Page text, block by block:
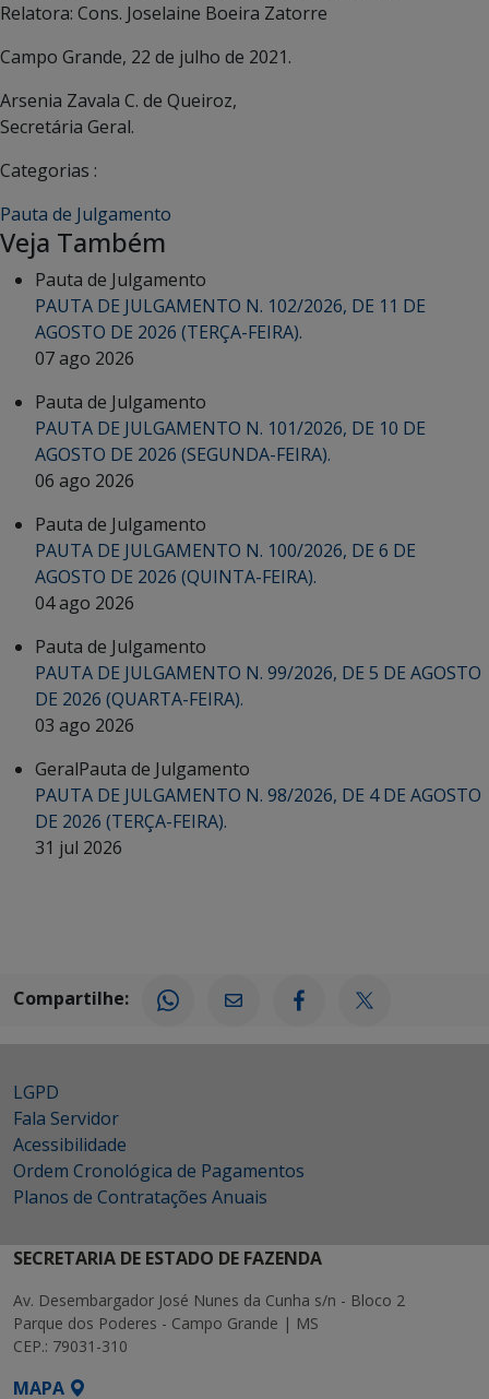
Relatora: Cons. Joselaine Boeira Zatorre
Campo Grande, 22 de julho de 2021.
Arsenia Zavala C. de Queiroz,
Secretária Geral.
Categorias :
Pauta de Julgamento
Veja Também
Pauta de Julgamento
PAUTA DE JULGAMENTO N. 102/2026, DE 11 DE
AGOSTO DE 2026 (TERÇA-FEIRA).
07 ago 2026
Pauta de Julgamento
PAUTA DE JULGAMENTO N. 101/2026, DE 10 DE
AGOSTO DE 2026 (SEGUNDA-FEIRA).
06 ago 2026
Pauta de Julgamento
PAUTA DE JULGAMENTO N. 100/2026, DE 6 DE
AGOSTO DE 2026 (QUINTA-FEIRA).
04 ago 2026
Pauta de Julgamento
PAUTA DE JULGAMENTO N. 99/2026, DE 5 DE AGOSTO
DE 2026 (QUARTA-FEIRA).
03 ago 2026
GeralPauta de Julgamento
PAUTA DE JULGAMENTO N. 98/2026, DE 4 DE AGOSTO
DE 2026 (TERÇA-FEIRA).
31 jul 2026
Compartilhe:
LGPD
Fala Servidor
Acessibilidade
Ordem Cronológica de Pagamentos
Planos de Contratações Anuais
SECRETARIA DE ESTADO DE FAZENDA
Av. Desembargador José Nunes da Cunha s/n - Bloco 2
Parque dos Poderes - Campo Grande | MS
CEP.: 79031-310
MAPA